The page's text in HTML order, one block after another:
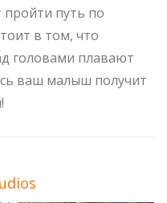
пройти путь по
в том, что
головами плавают
ваш малыш получит